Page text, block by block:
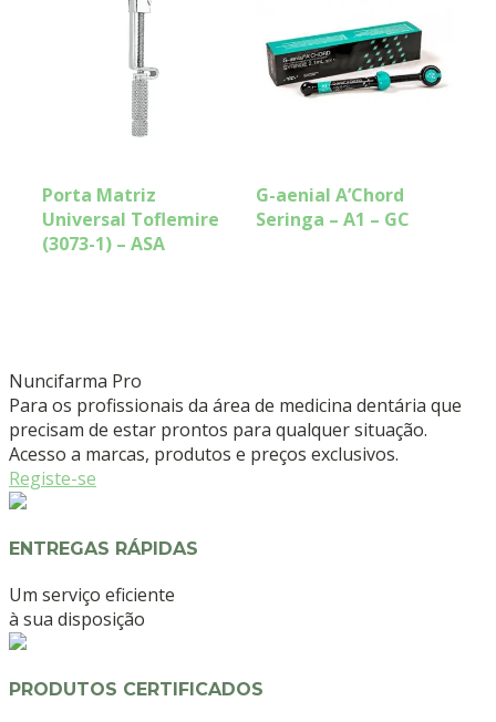
Porta Matriz
Universal Toflemire
(3073-1) – ASA
G-aenial A’Chord
Seringa – A1 – GC
Nuncifarma Pro
Para os profissionais da área de medicina dentária que
precisam de estar prontos para qualquer situação.
Acesso a marcas, produtos e preços exclusivos.
Registe-se
ENTREGAS RÁPIDAS
Um serviço eficiente
à sua disposição
PRODUTOS CERTIFICADOS